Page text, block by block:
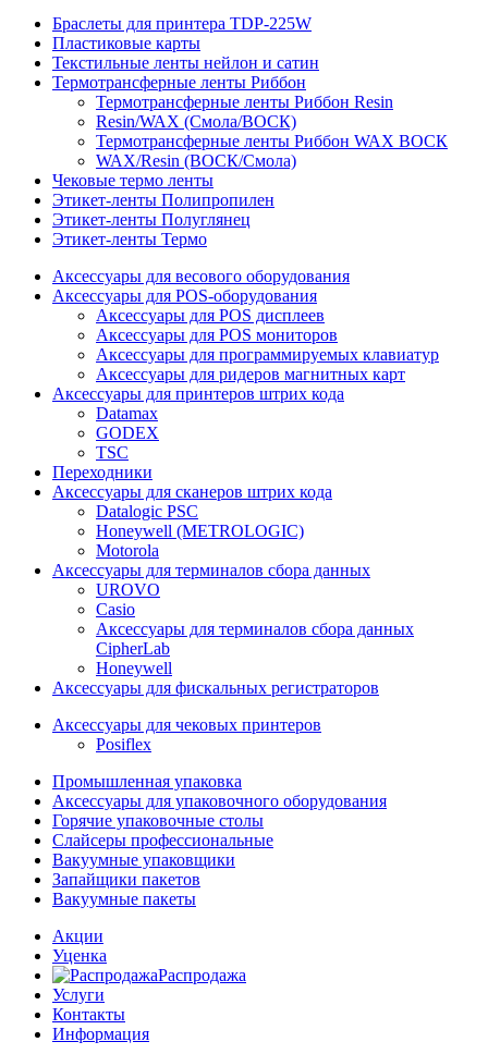
Браслеты для принтера TDP-225W
Пластиковые карты
Текстильные ленты нейлон и сатин
Термотрансферные ленты Риббон
Термотрансферные ленты Риббон Resin
Resin/WAX (Смола/ВОСК)
Термотрансферные ленты Риббон WAX ВОСК
WAX/Resin (ВОСК/Смола)
Чековые термо ленты
Этикет-ленты Полипропилен
Этикет-ленты Полуглянец
Этикет-ленты Термо
Аксессуары для весового оборудования
Аксессуары для POS-оборудования
Аксессуары для POS дисплеев
Аксессуары для POS мониторов
Аксессуары для программируемых клавиатур
Аксессуары для ридеров магнитных карт
Аксессуары для принтеров штрих кода
Datamax
GODEX
TSC
Переходники
Аксессуары для сканеров штрих кода
Datalogic PSC
Honeywell (METROLOGIC)
Motorola
Аксессуары для терминалов сбора данных
UROVO
Casio
Аксессуары для терминалов сбора данных
CipherLab
Honeywell
Аксессуары для фискальных регистраторов
Аксессуары для чековых принтеров
Posiflex
Промышленная упаковка
Аксессуары для упаковочного оборудования
Горячие упаковочные столы
Слайсеры профессиональные
Вакуумные упаковщики
Запайщики пакетов
Вакуумные пакеты
Акции
Уценка
Распродажа
Услуги
Контакты
Информация